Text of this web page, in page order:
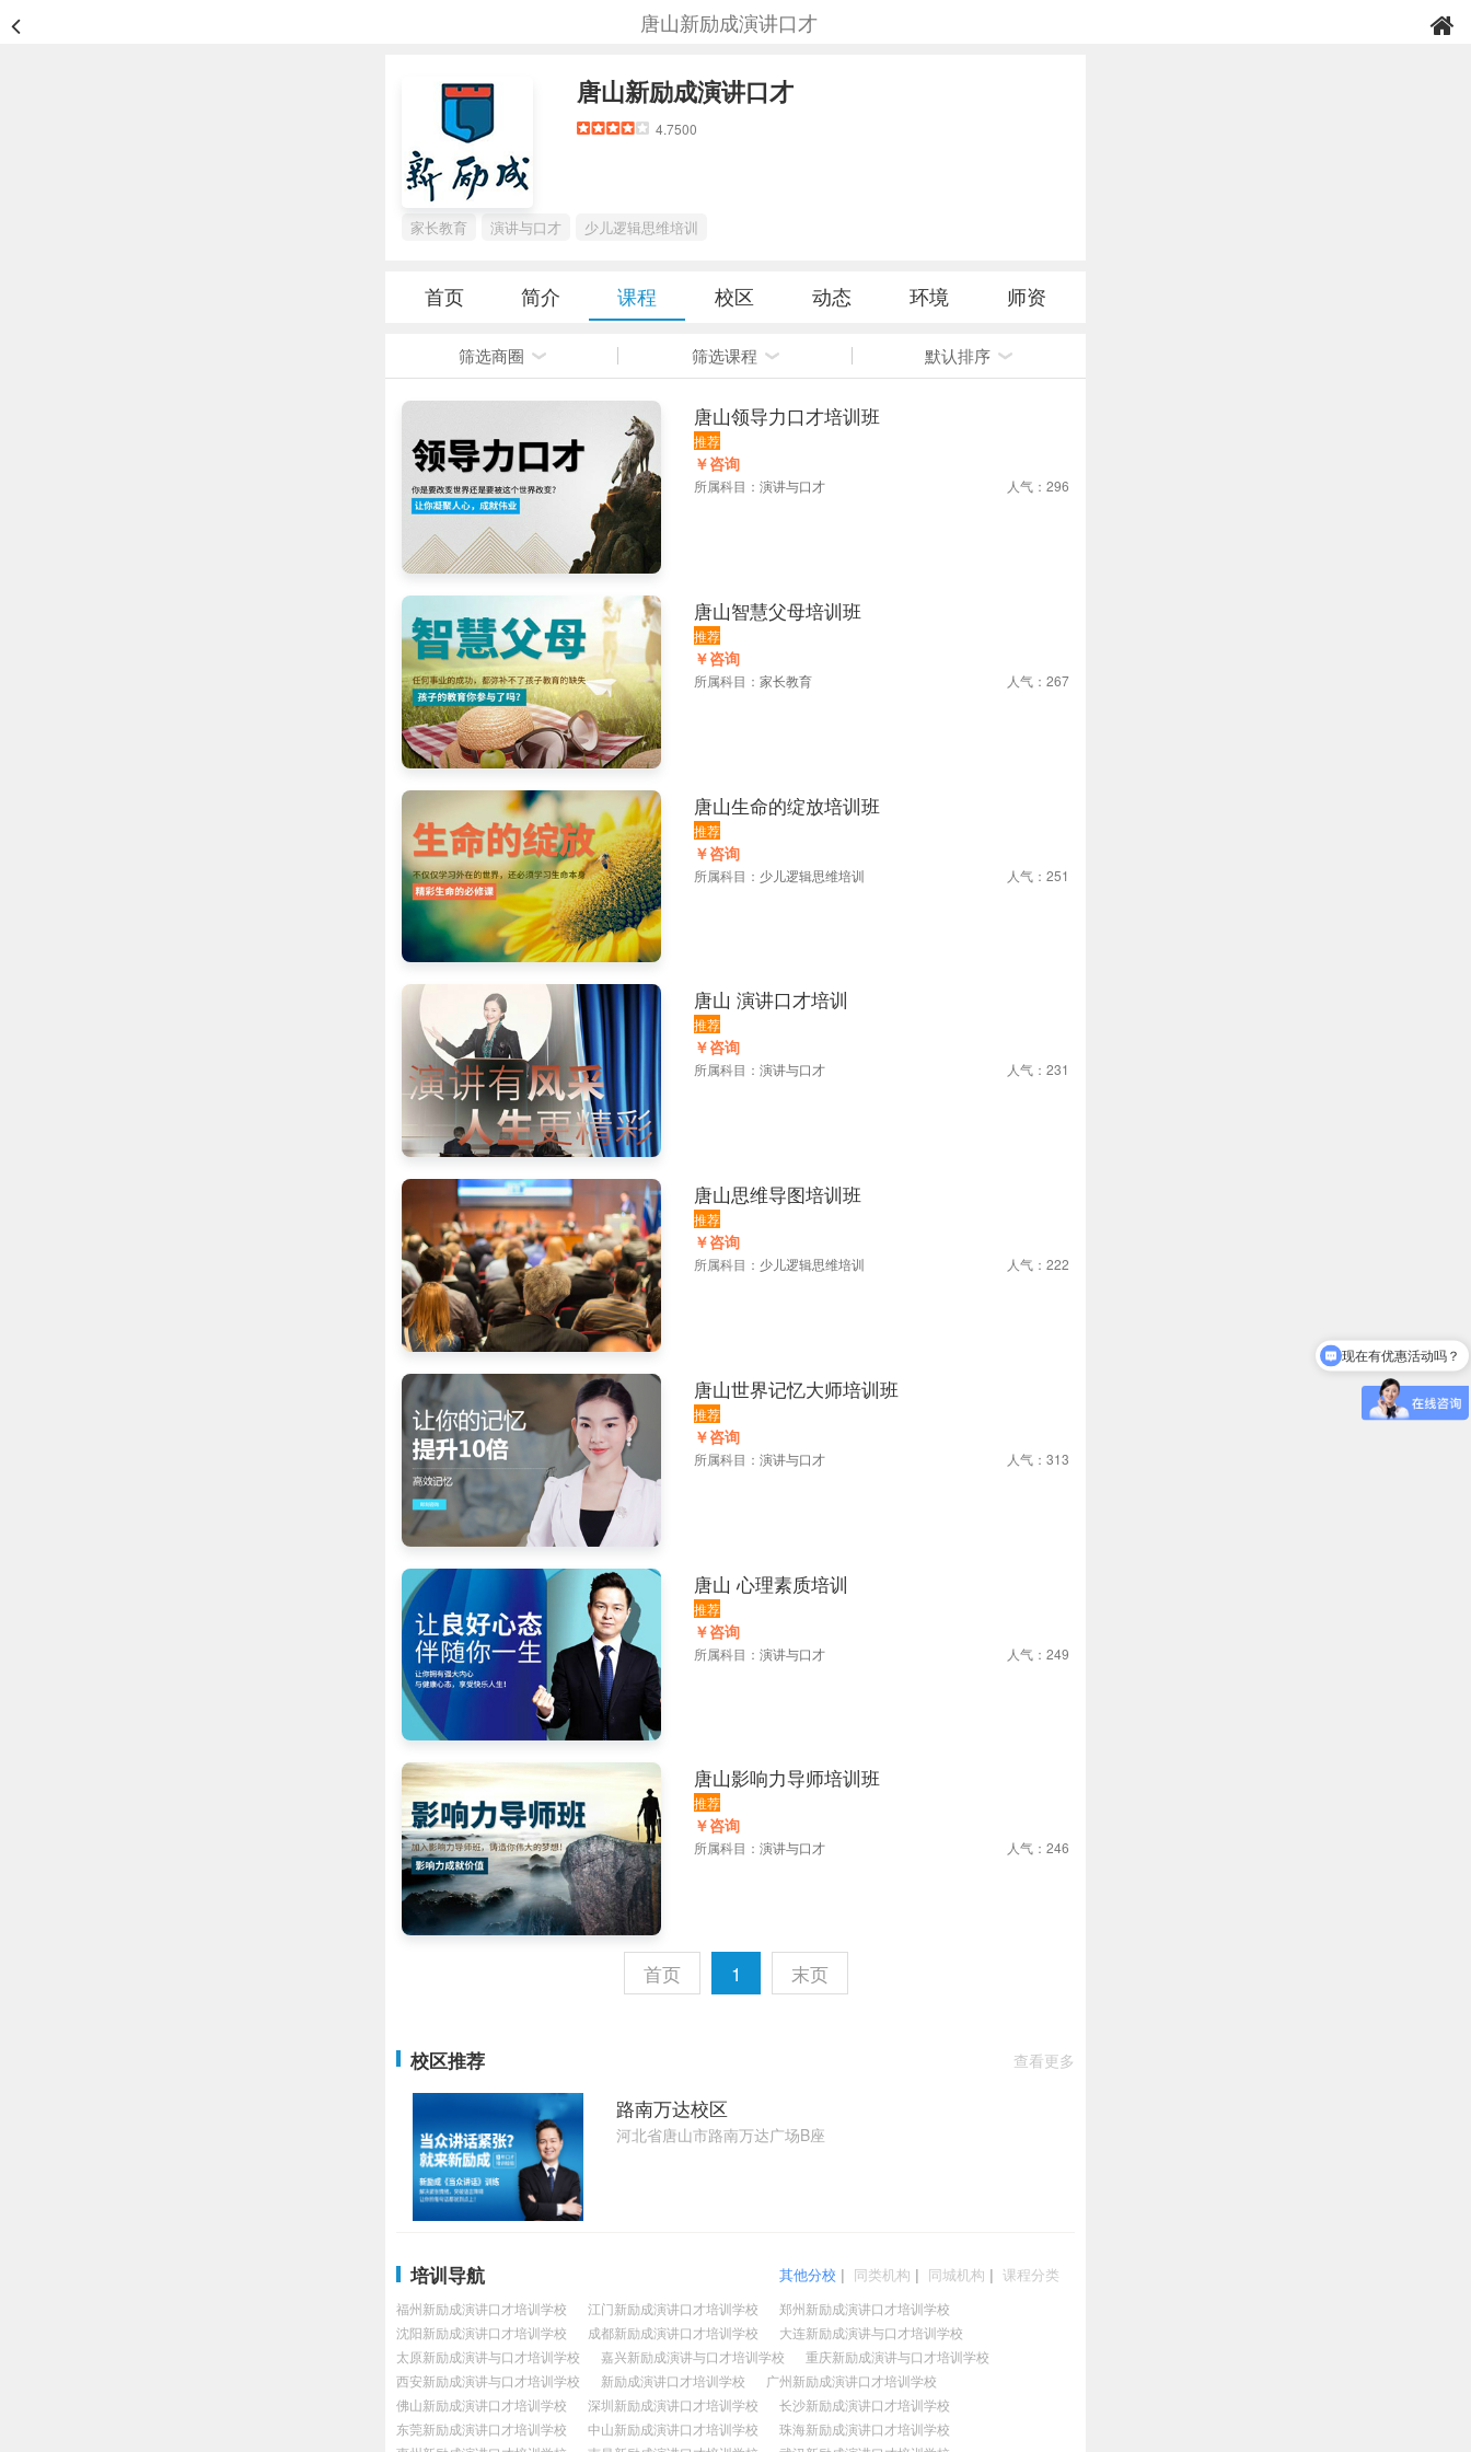
唐山新励成演讲口才
唐山新励成演讲口才
4.7500
家长教育 演讲与口才 少儿逻辑思维培训
首页 简介 课程 校区 动态 环境 师资
筛选商圈 筛选课程 默认排序
唐山领导力口才培训班
推荐
￥咨询
所属科目： 演讲与口才 人气：296
唐山智慧父母培训班
推荐
￥咨询
所属科目： 家长教育 人气：267
唐山生命的绽放培训班
推荐
￥咨询
所属科目： 少儿逻辑思维培训 人气：251
唐山 演讲口才培训
推荐
￥咨询
所属科目： 演讲与口才 人气：231
唐山思维导图培训班
推荐
￥咨询
所属科目： 少儿逻辑思维培训 人气：222
唐山世界记忆大师培训班
推荐
￥咨询
所属科目： 演讲与口才 人气：313
唐山 心理素质培训
推荐
￥咨询
所属科目： 演讲与口才 人气：249
唐山影响力导师培训班
推荐
￥咨询
所属科目： 演讲与口才 人气：246
首页 1 末页
校区推荐 查看更多
路南万达校区
河北省唐山市路南万达广场B座
其他分校 | 同类机构 | 同城机构 | 课程分类
培训导航
福州新励成演讲口才培训学校 江门新励成演讲口才培训学校
郑州新励成演讲口才培训学校
沈阳新励成演讲口才培训学校
成都新励成演讲口才培训学校
大连新励成演讲与口才培训学校
太原新励成演讲与口才培训学校
嘉兴新励成演讲与口才培训学校
重庆新励成演讲与口才培训学校
西安新励成演讲与口才培训学校
新励成演讲口才培训学校
广州新励成演讲口才培训学校
佛山新励成演讲口才培训学校
深圳新励成演讲口才培训学校
长沙新励成演讲口才培训学校
东莞新励成演讲口才培训学校
中山新励成演讲口才培训学校
珠海新励成演讲口才培训学校
现在有优惠活动吗？